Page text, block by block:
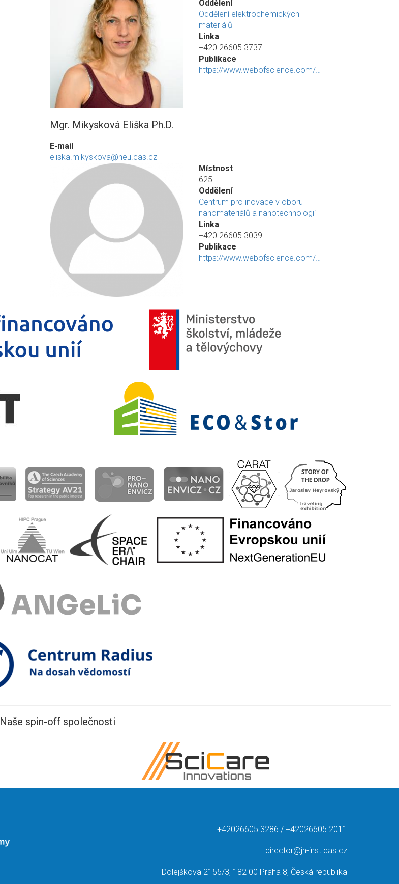
Oddělení
Oddělení elektrochemických
materiálů
Linka
+420 26605 3737
Publikace
https://www.webofscience.com/…
Mgr. Mikysková Eliška Ph.D.
E-mail
eliska.mikyskova@heu.cas.cz
Místnost
625
Oddělení
Centrum pro inovace v oboru
nanomateriálů a nanotechnologií
Linka
+420 26605 3039
Publikace
https://www.webofscience.com/…
Naše spin-off společnosti
+42026605 3286 / +42026605 2011
director@jh-inst.cas.cz
Dolejškova 2155/3, 182 00 Praha 8, Česká republika